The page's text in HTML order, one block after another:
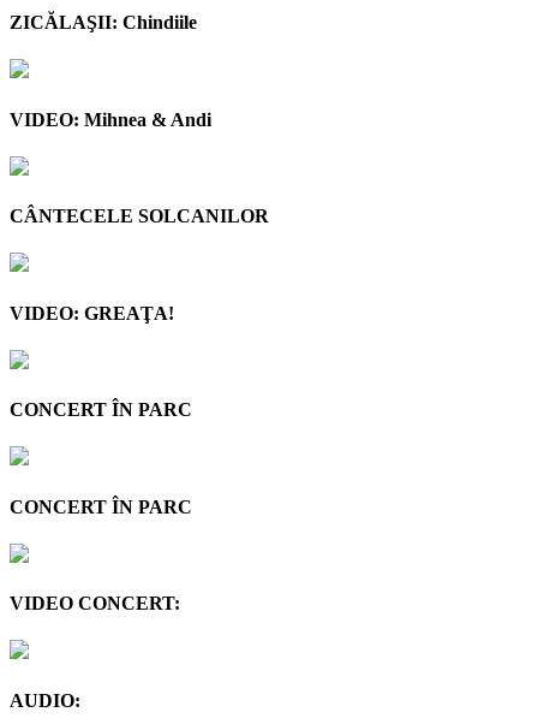
ZICĂLAŞII: Chindiile
VIDEO: Mihnea & Andi
CÂNTECELE SOLCANILOR
VIDEO: GREAŢA!
CONCERT ÎN PARC
CONCERT ÎN PARC
VIDEO CONCERT:
AUDIO: